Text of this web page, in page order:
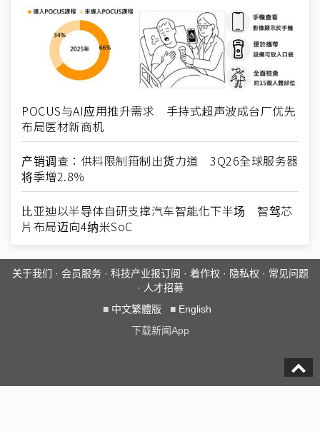
POCUS与AI应用推升需求 手持式超声波成台厂优先
布局医材新商机
产销调查：供料限制箝制出货力道 3Q26全球服务器
将季增2.8％
比亚迪以半导体自研支撑汽车智能化下半场 智驾芯
片布局迈向4纳米SoC
关于我们 · 会员服务· 科技产业报订阅 · 着作权 · 隐私权 · 常见问题
· 人才招募
■ 中文繁體版 ■ English
下载新闻App